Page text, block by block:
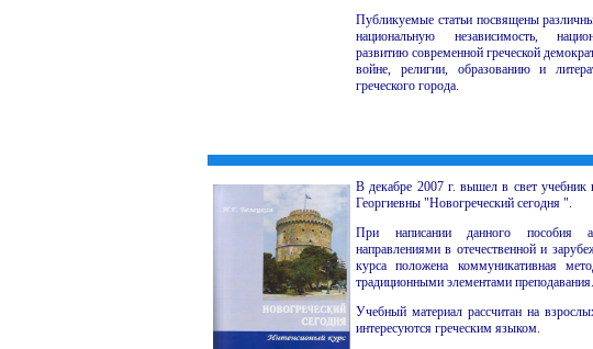
Публикуемые статьи посвящены
национальную независимость,
развитию современной греческой
войне, религии, образованию и
греческого города.
В декабре 2007 г. вышел в свет учебник
Георгиевны "Новогреческий сегодня ".
При написании данного пособия
направлениями в отечественной и
курса положена коммуникативная
традиционными элементами преподавания.
Учебный материал рассчитан на
интересуются греческим языком.